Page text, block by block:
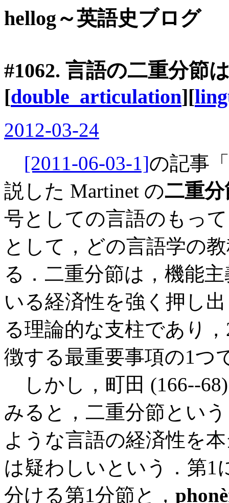
hellog～英語史ブログ
#1062. 言語の二重分節
[double_articulation][
2012-03-24
[2011-06-03-1]の記事
説した Martinet の二重分
号としての言語のもっ
として，どの言語学の
る．二重分節は，機能
いる経済性を強く押し
る理論的な支柱であり
徴する最重要事項の1つ
しかし，町田 (166--
みると，二重分節とい
ような言語の経済性を
は疑わしいという．第1
分ける第1分節と，